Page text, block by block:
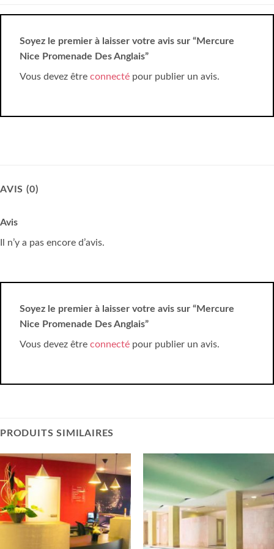
Soyez le premier à laisser votre avis sur “Mercure
Nice Promenade Des Anglais”
Vous devez être connecté pour publier un avis.
AVIS (0)
Avis
Il n’y a pas encore d’avis.
Soyez le premier à laisser votre avis sur “Mercure
Nice Promenade Des Anglais”
Vous devez être connecté pour publier un avis.
PRODUITS SIMILAIRES